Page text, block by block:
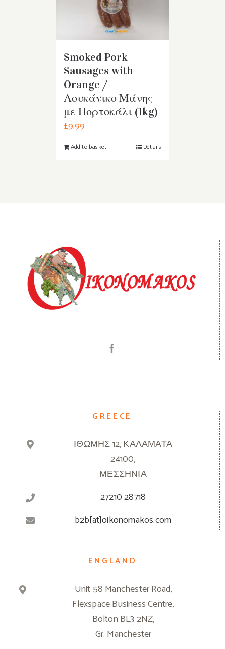
Smoked Pork
Sausages with
Orange /
Λουκάνικο Μάνης
με Πορτοκάλι (1kg)
£9.99
Add to basket Details
GREECE
ΙΘΩΜΗΣ 12, ΚΑΛΑΜΑΤΑ
24100,
ΜΕΣΣΗΝΙΑ
27210 28718
b2b[at]oikonomakos.com
ENGLAND
Unit 58 Manchester Road,
Flexspace Business Centre,
Bolton BL3 2NZ,
Gr. Manchester